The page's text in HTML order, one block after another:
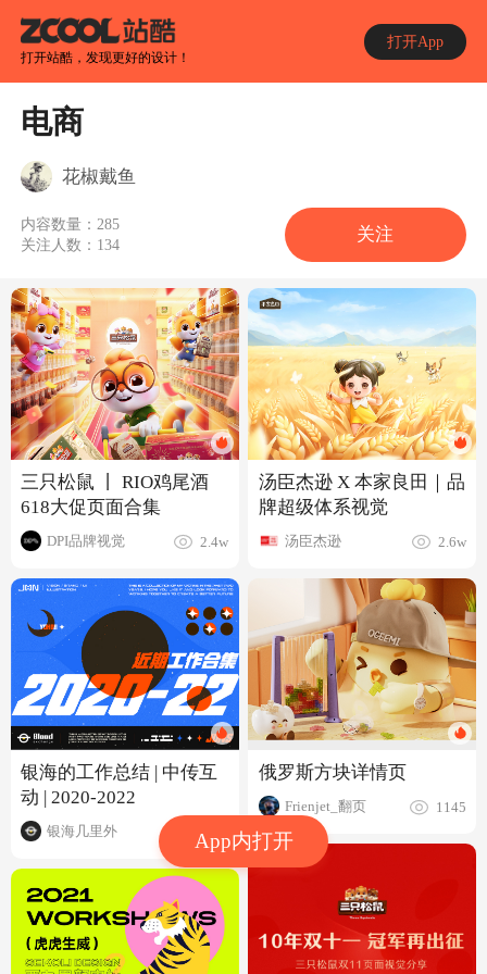
打开站酷，发现更好的设计！
打开App
App内打开
电商
花椒戴鱼
内容数量： 285
关注人数： 134
关注
三只松鼠 丨 RIO鸡尾酒
618大促页面合集
DPI品牌视觉 2.4w
银海的工作总结 | 中传互
动 | 2020-2022
银海几里外 6466
汤臣杰逊 X 本家良田｜品
牌超级体系视觉
汤臣杰逊 2.6w
俄罗斯方块详情页
Frienjet_翻页 1145